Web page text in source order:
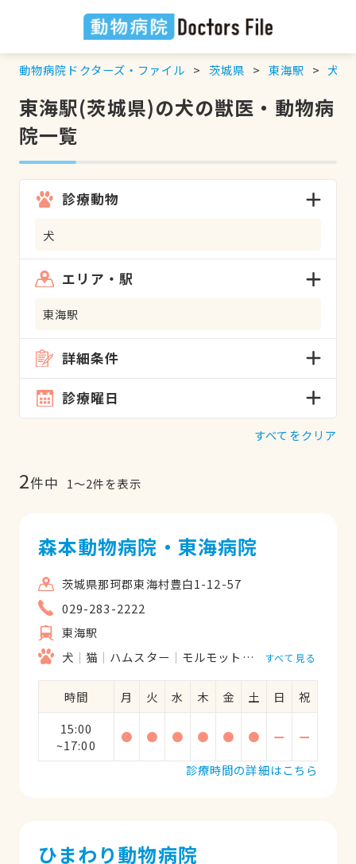
動物病院ドクターズ・ファイル 茨城県 東海駅 犬
東海駅(茨城県)の犬の獣医・動物病
院一覧
診療動物
犬
エリア・駅
東海駅
詳細条件
診療曜日
すべてをクリア
2件中 1〜2件を表示
森本動物病院・東海病院
茨城県那珂郡東海村豊白1-12-57
029-283-2222
東海駅
犬
猫 ハムスター モルモット フェレット
すべて見る
時間 月 火 水 木 金 土 日
祝
15:00
~17:00
● ● ● ● ● ● ー
ー
診療時間の詳細はこちら
ひまわり動物病院